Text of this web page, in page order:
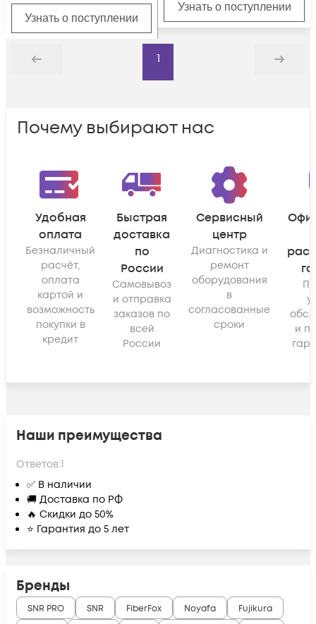
Узнать о поступлении
Узнать о поступлении
Назад
1
Дальше
Почему выбирают нас
Удобная
оплата
Безналичный
расчёт,
оплата
картой и
возможность
покупки в
кредит
Быстрая
доставка
по
России
Самовывоз
и отправка
заказов по
всей
России
Сервисный
центр
Диагностика и
ремонт
оборудования
в
согласованные
сроки
и
Наши преимущества
Ответов:1
✅ В наличии
🚚 Доставка по РФ
🔥 Скидки до 50%
⭐ Гарантия до 5 лет
Бренды
SNR PRO SNR FiberFox Noyafa
Fujikura